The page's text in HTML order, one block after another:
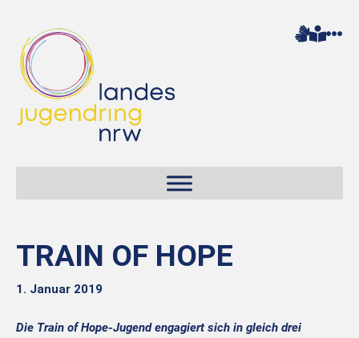
TRAIN OF HOPE
1. Januar 2019
Die Train of Hope-Jugend engagiert sich in gleich drei